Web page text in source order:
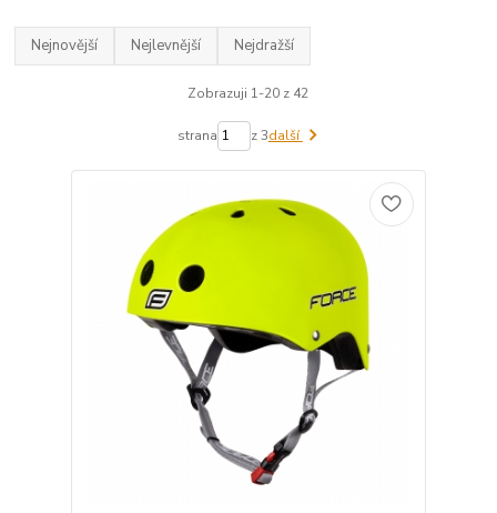
Nejnovější Nejlevnější Nejdražší
Zobrazuji 1-20 z 42
strana z 3další